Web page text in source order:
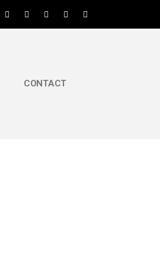
CONTACT